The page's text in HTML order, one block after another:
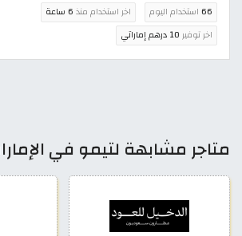
66 استخدام اليوم اخر استخدام منذ 6 ساعة
اخر توفير 10 درهم إماراتي
متاجر مشابهة لتيمو في